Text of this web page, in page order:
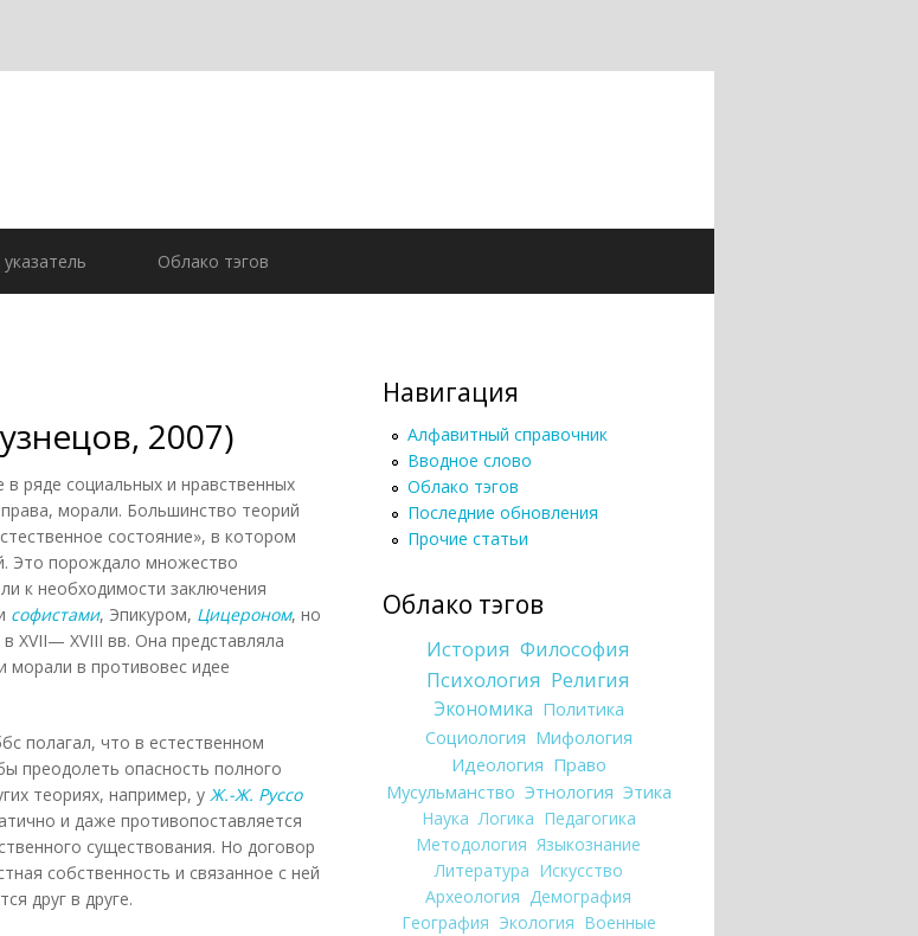
Облако тэгов
2007)
социальных и нравственных
морали. Большинство теорий
состояние», в котором
Это порождало множество
к необходимости заключения
софистами, Эпикуром, Цицероном, но
XVII— XVIII вв. Она представляла
морали в противовес идее
полагал, что в естественном
преодолеть опасность полного
теориях, например, у Ж.-Ж. Руссо
и даже противопоставляется
существования. Но договор
собственность и связанное с ней
друг в друге.
Навигация
Алфавитный справочник
Вводное слово
Облако тэгов
Последние обновления
Прочие статьи
Облако тэгов
История Философия
Психология Религия
Экономика Политика
Социология Мифология
Идеология Право
Мусульманство Этнология Этика
Наука Логика Педагогика
Методология Языкознание
Литература Искусство
Археология Демография
География Экология Военные